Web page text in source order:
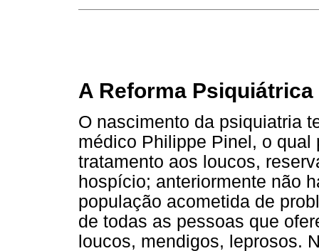
A Reforma
O nascimento da psiquiatria
médico Philippe Pinel, o
tratamento aos loucos,
hospício; anteriormente não
população acometida de
de todas as pessoas que
loucos, mendigos, leprosos.